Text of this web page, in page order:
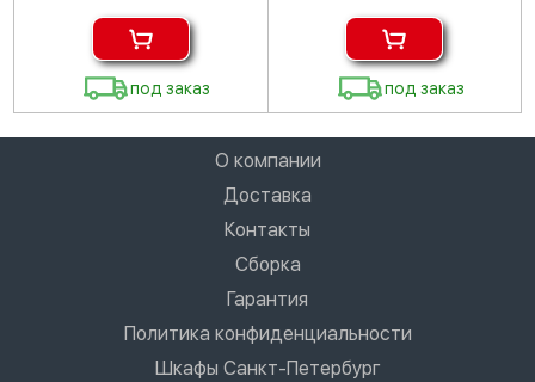
под заказ под заказ
О компании
Доставка
Контакты
Сборка
Гарантия
Политика конфиденциальности
Шкафы Санкт-Петербург